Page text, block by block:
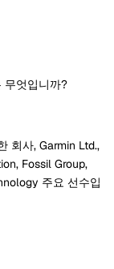
무엇입니까?
회사, Garmin Ltd.,
Fossil Group,
주요 선수입